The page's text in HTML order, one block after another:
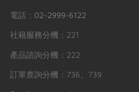
電話： 02-2999-6122
社籍服務分機：221
產品諮詢分機：222
訂單查詢分機：736、739